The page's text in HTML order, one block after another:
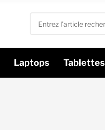
Laptops Tablettes